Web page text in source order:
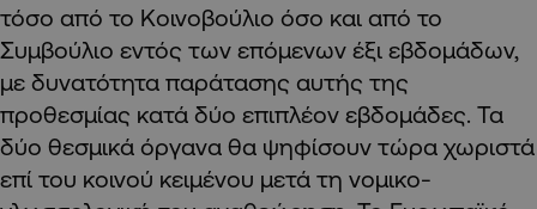
τόσο από το Κοινοβούλιο όσο και από το
Συμβούλιο εντός των επόμενων έξι εβδομάδων,
με δυνατότητα παράτασης αυτής της
προθεσμίας κατά δύο επιπλέον εβδομάδες. Τα
δύο θεσμικά όργανα θα ψηφίσουν τώρα χωριστά
επί του κοινού κειμένου μετά τη νομικο-